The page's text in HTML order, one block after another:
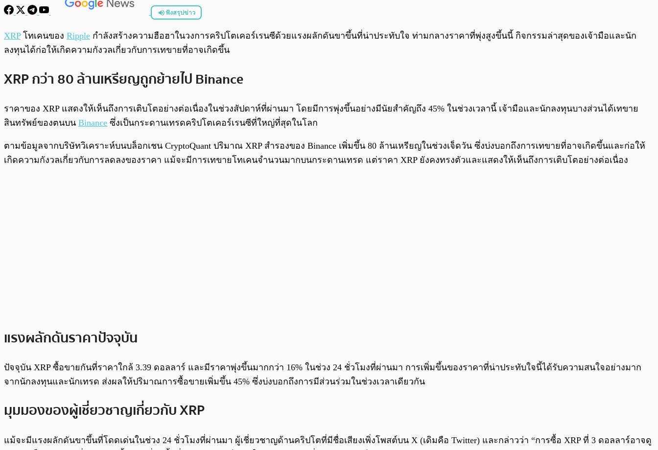
ฟังสรุปข่าว
0:00/
XRPโทเคนของ Ripple กำลังสร้างความฮือฮาในวงการคริปโตเคอร์เรนซีด้วยแรงผลักดันขาขึ้นที่น่าประทับใจ ท่ามกลางราคาที่พุ่งสูงขึ้นนี้ กิจกรรมล่าสุดของเจ้ามือและนัก
ลงทุนได้ก่อให้เกิดความกังวลเกี่ยวกับการเทขายที่อาจเกิดขึ้น
XRP กว่า 80 ล้านเหรียญถูกย้ายไป Binance
ราคาของ XRP แสดงให้เห็นถึงการเติบโตอย่างต่อเนื่องในช่วงสัปดาห์ที่ผ่านมา โดยมีการพุ่งขึ้นอย่างมีนัยสำคัญถึง 45% ในช่วงเวลานี้ เจ้ามือและนักลงทุนบางส่วนได้เทขาย
สินทรัพย์ของตนบน Binance ซึ่งเป็นกระดานเทรดคริปโตเคอร์เรนซีที่ใหญ่ที่สุดในโลก
ตามข้อมูลจากบริษัทวิเคราะห์บนบล็อกเชน CryptoQuant ปริมาณ XRP สำรองของ Binance เพิ่มขึ้น 80 ล้านเหรียญในช่วงเจ็ดวัน ซึ่งบ่งบอกถึงการเทขายที่อาจเกิดขึ้นและก่อให้
เกิดความกังวลเกี่ยวกับการลดลงของราคา แม้จะมีการเทขายโทเคนจำนวนมากบนกระดานเทรด แต่ราคา XRP ยังคงทรงตัวและแสดงให้เห็นถึงการเติบโตอย่างต่อเนื่อง
แรงผลักดันราคาปัจจุบัน
ปัจจุบัน XRP ซื้อขายกันที่ราคาใกล้ 3.39 ดอลลาร์ และมีราคาพุ่งขึ้นมากกว่า 16% ในช่วง 24 ชั่วโมงที่ผ่านมา การเพิ่มขึ้นของราคาที่น่าประทับใจนี้ได้รับความสนใจอย่างมาก
จากนักลงทุนและนักเทรด ส่งผลให้ปริมาณการซื้อขายเพิ่มขึ้น 45% ซึ่งบ่งบอกถึงการมีส่วนร่วมในช่วงเวลาเดียวกัน
มุมมองของผู้เชี่ยวชาญเกี่ยวกับ XRP
แม้จะมีแรงผลักดันขาขึ้นที่โดดเด่นในช่วง 24 ชั่วโมงที่ผ่านมา ผู้เชี่ยวชาญด้านคริปโตที่มีชื่อเสียงเพิ่งโพสต์บน X (เดิมคือ Twitter) และกล่าวว่า “การซื้อ XRP ที่ 3 ดอลลาร์อาจดู